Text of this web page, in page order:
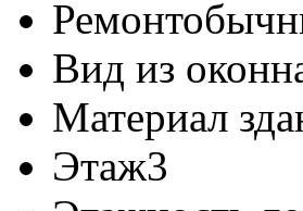
Ремонт
Вид из окон
Материал
Этаж3